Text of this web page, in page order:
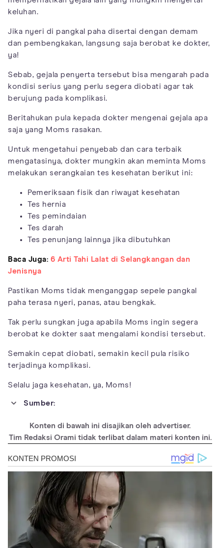
keluhan.
Jika nyeri di pangkal paha disertai dengan demam
dan pembengkakan, langsung saja berobat ke dokter,
ya!
Sebab, gejala penyerta tersebut bisa mengarah pada
kondisi serius yang perlu segera diobati agar tak
berujung pada komplikasi.
Beritahukan pula kepada dokter mengenai gejala apa
saja yang Moms rasakan.
Untuk mengetahui penyebab dan cara terbaik
mengatasinya, dokter mungkin akan meminta Moms
melakukan serangkaian tes kesehatan berikut ini:
Pemeriksaan fisik dan riwayat kesehatan
Tes hernia
Tes pemindaian
Tes darah
Tes penunjang lainnya jika dibutuhkan
Baca Juga: 6 Arti Tahi Lalat di Selangkangan dan
Jenisnya
Pastikan Moms tidak menganggap sepele pangkal
paha terasa nyeri, panas, atau bengkak.
Tak perlu sungkan juga apabila Moms ingin segera
berobat ke dokter saat mengalami kondisi tersebut.
Semakin cepat diobati, semakin kecil pula risiko
terjadinya komplikasi.
Selalu jaga kesehatan, ya, Moms!
Sumber:
https://www.healthgrades.com/right-
care/symptoms-and-conditions/groin-swelling
https://bmjopensem.bmj.com/content/5/1/e000
507
Konten di bawah ini disajikan oleh advertiser.
Tim Redaksi Orami tidak terlibat dalam materi konten ini.